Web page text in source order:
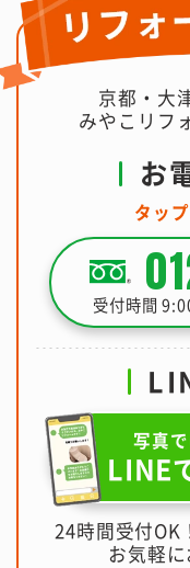
京都・大
みやこリフ
お
タッ
受付時間
写真
LINE
24時間受付OK
お気軽